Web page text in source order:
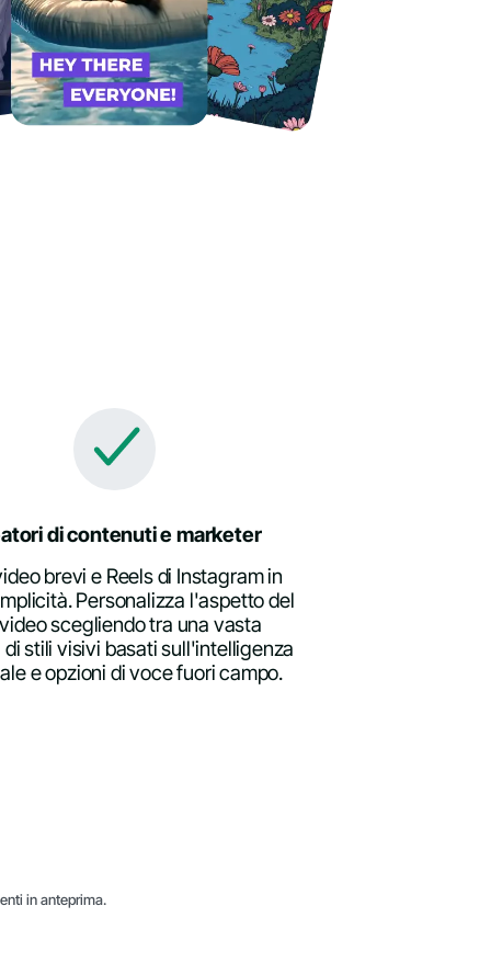
di contenuti e marketer
brevi e Reels di Instagram in
Personalizza l'aspetto del
scegliendo tra una vasta
stili visivi basati sull'intelligenza
e opzioni di voce fuori campo.
in anteprima.